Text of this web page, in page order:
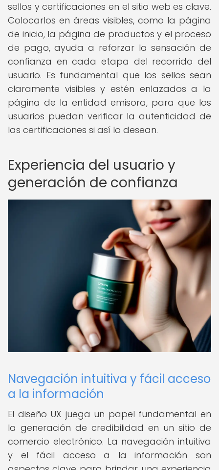
sellos y certificaciones en el sitio web es clave.
Colocarlos en áreas visibles, como la página
de inicio, la página de productos y el proceso
de pago, ayuda a reforzar la sensación de
confianza en cada etapa del recorrido del
usuario. Es fundamental que los sellos sean
claramente visibles y estén enlazados a la
página de la entidad emisora, para que los
usuarios puedan verificar la autenticidad de
las certificaciones si así lo desean.
Experiencia del usuario y
generación de confianza
Navegación intuitiva y fácil acceso
a la información
El diseño UX juega un papel fundamental en
la generación de credibilidad en un sitio de
comercio electrónico. La navegación intuitiva
y el fácil acceso a la información son